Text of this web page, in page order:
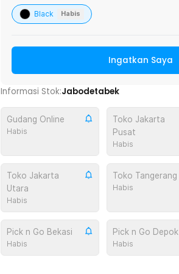
Black Habis
Ingatkan Saya
Informasi Stok:Jabodetabek
Gudang Online
Habis
Toko Jakarta
Pusat
Habis
Toko Jakarta
Utara
Habis
Toko Tangerang
Habis
Pick n Go Bekasi
Habis
Pick n Go Depok
Habis